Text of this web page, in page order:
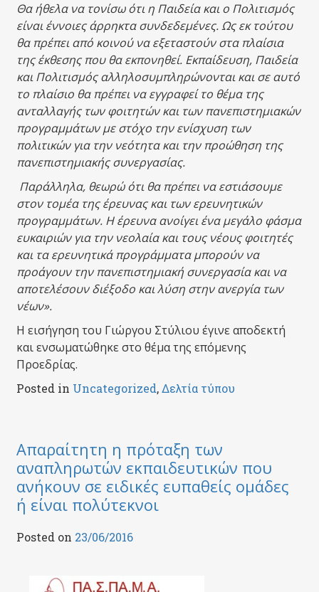
Θα ήθελα να τονίσω ότι η Παιδεία και ο Πολιτισμός
είναι έννοιες άρρηκτα συνδεδεμένες. Ως εκ τούτου
θα πρέπει από κοινού να εξεταστούν στα πλαίσια
της έκθεσης που θα εκπονηθεί. Εκπαίδευση, Παιδεία
και Πολιτισμός αλληλοσυμπληρώνονται και σε αυτό
το πλαίσιο θα πρέπει να εγγραφεί το θέμα της
ανταλλαγής των φοιτητών και των πανεπιστημιακών
προγραμμάτων με στόχο την ενίσχυση των
πολιτικών για την νεότητα και την προώθηση της
πανεπιστημιακής συνεργασίας.
Παράλληλα, θεωρώ ότι θα πρέπει να εστιάσουμε
στον τομέα της έρευνας και των ερευνητικών
προγραμμάτων. Η έρευνα ανοίγει ένα μεγάλο φάσμα
ευκαιριών για την νεολαία και τους νέους φοιτητές
και τα ερευνητικά προγράμματα μπορούν να
προάγουν την πανεπιστημιακή συνεργασία και να
αποτελέσουν διέξοδο και λύση στην ανεργία των
νέων».
Η εισήγηση του Γιώργου Στύλιου έγινε αποδεκτή
και ενσωματώθηκε στο θέμα της επόμενης
Προεδρίας.
Posted in Uncategorized,Δελτία τύπου
Απαραίτητη η πρόταξη των
αναπληρωτών εκπαιδευτικών που
ανήκουν σε ειδικές ευπαθείς ομάδες
ή είναι πολύτεκνοι
Posted on 23/06/2016